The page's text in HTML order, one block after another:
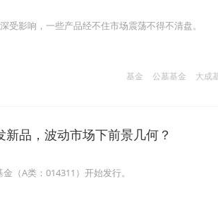
受影响，一些产品经不住市场震荡不得不清盘。
基金 公墓基金 大成
新品，波动市场下前景几何？
（A类：014311）开始发行。